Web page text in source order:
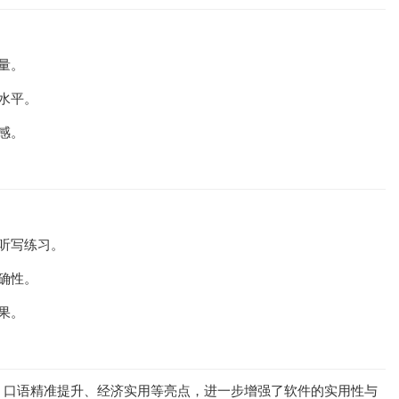
。
平。
。
写练习。
性。
。
语精准提升、经济实用等亮点，进一步增强了软件的实用性与